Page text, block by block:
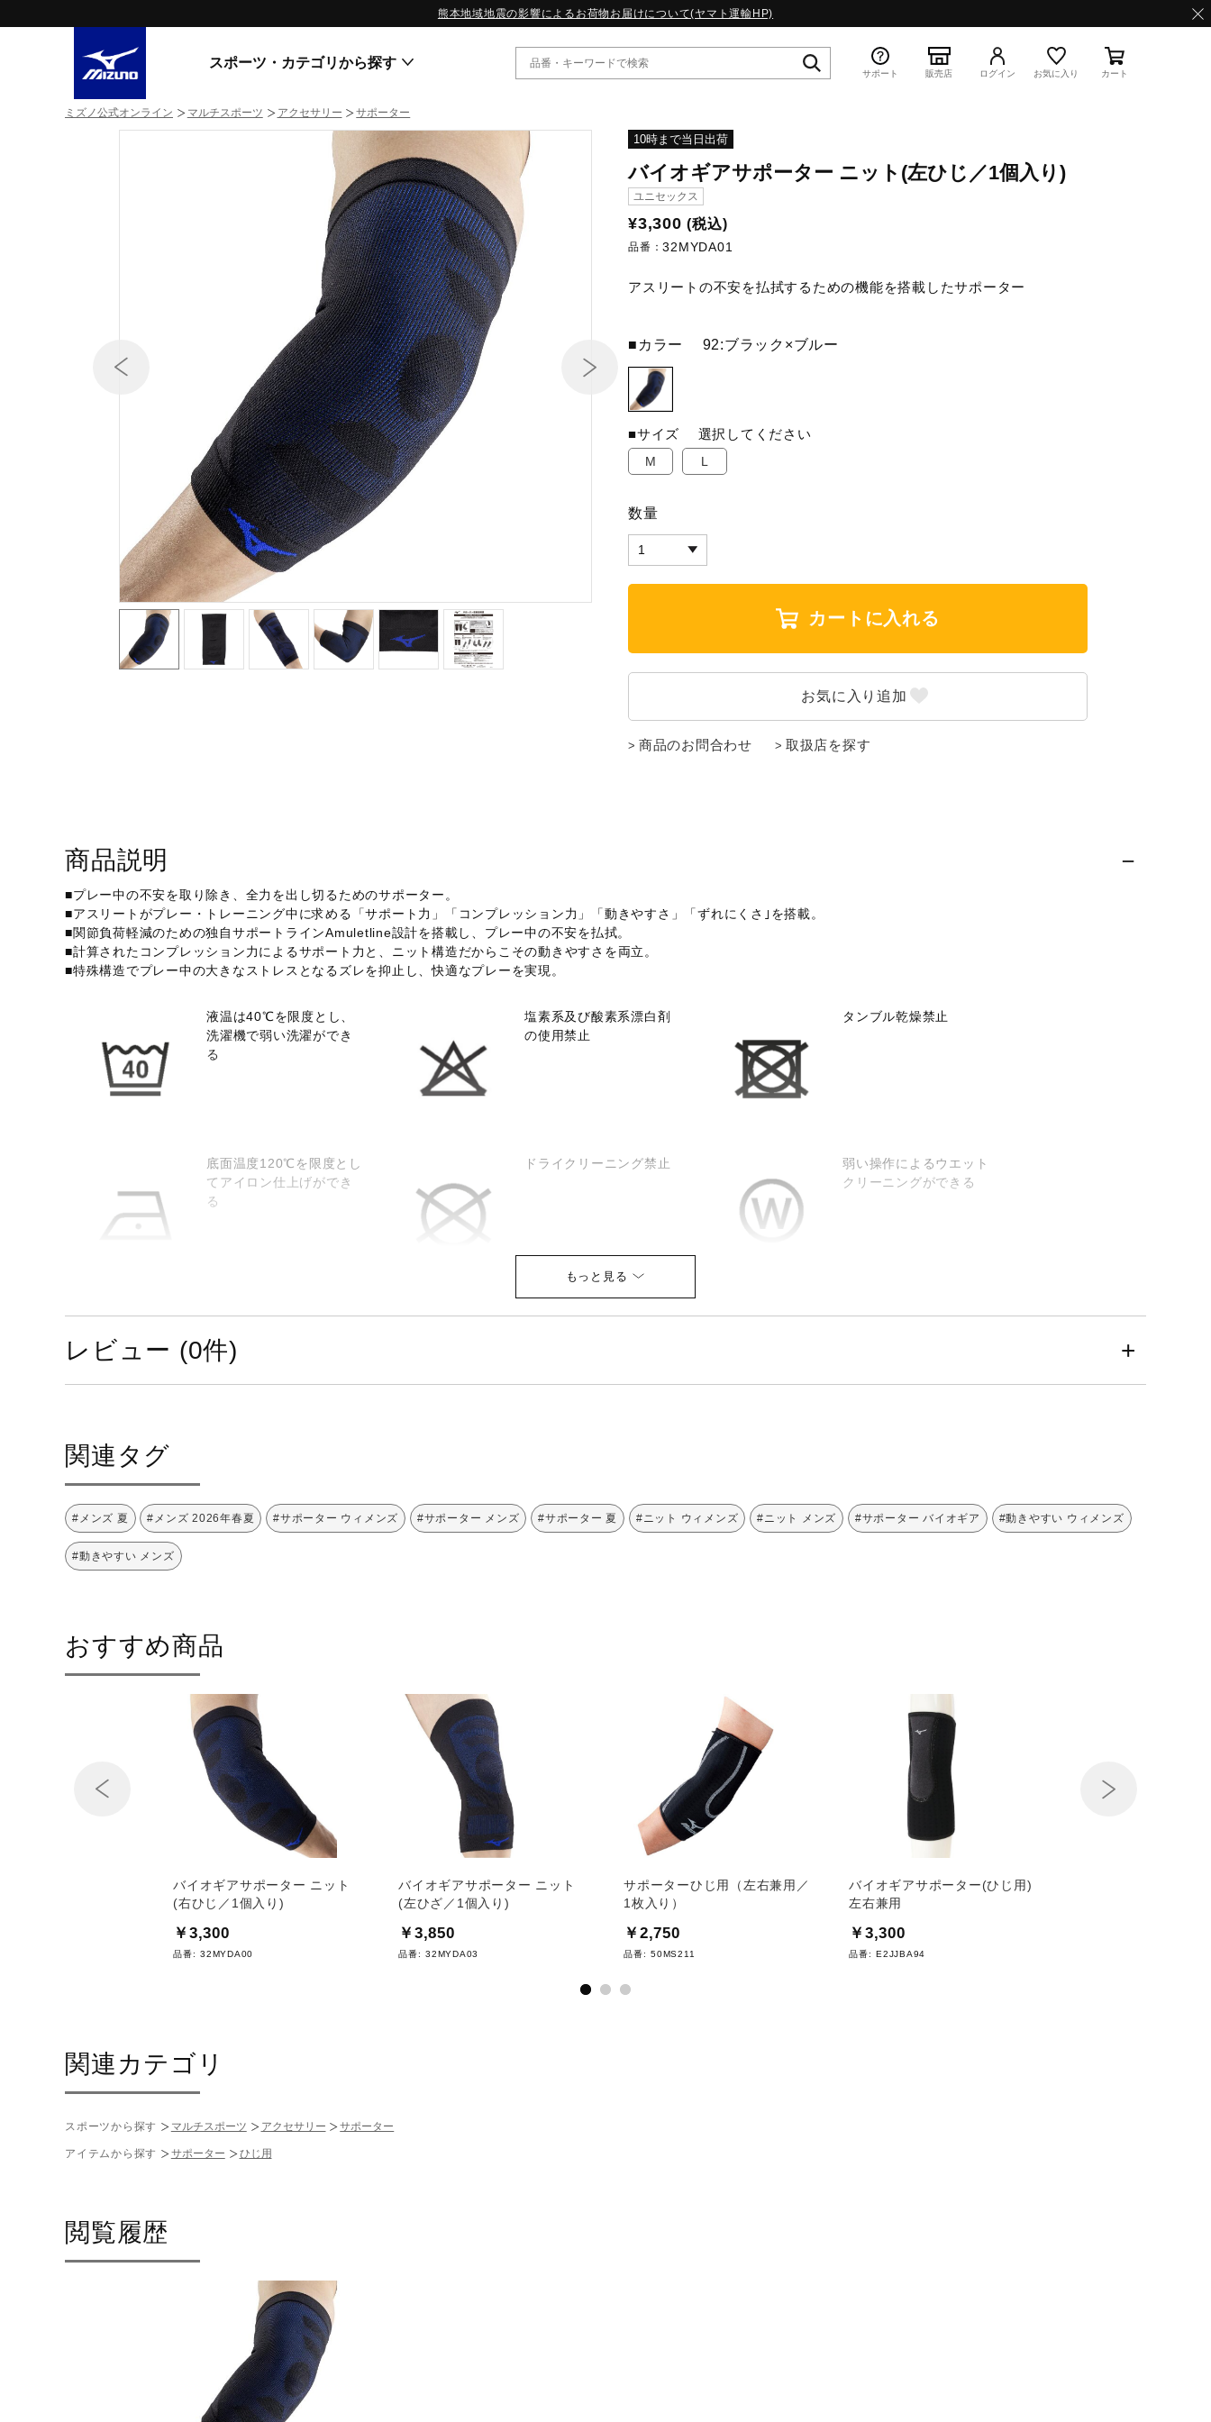
熊本地域地震の影響によるお荷物お届けについて(ヤマト運輸HP)
スポーツ・カテゴリから探す
スニーカー
ソフトボール
ウィンタースポーツ
ワーキング
サポーター
ジュニア／キッズ
メディカル
コラボ／ライセンス
その他
スニーカー
WAVE PROPHECY
コラボレーション
その他シリーズ
WP13.2｜特集
MORELIA LS｜特集
W.PROPHECY1｜特集
WP MAGIC MITA｜特集
WP STRAP｜特集
スペシャルカラーパック｜特集
WP STRAP 2｜特集
マーガレット・ハウエル｜特集
KICKS & ECHO｜特集
スニーカー商品をすべて見る
特集
サポート 販売店 ログイン お気に入り カート
ミズノ公式オンライン マルチスポーツ アクセサリー サポーター
10時まで当日出荷
バイオギアサポーター ニット(左ひじ／1個入り)
ユニセックス
¥3,300 (税込)
品番：32MYDA01
アスリートの不安を払拭するための機能を搭載したサポーター
■カラー 92:ブラック×ブルー
■サイズ 選択してください
M L
数量
カートに入れる
商品のお問合わせ 取扱店を探す
商品説明
■プレー中の不安を取り除き、全力を出し切るためのサポーター。
■アスリートがプレー・トレーニング中に求める「サポート力」「コンプレッション力」「動きやすさ」「ずれにくさ｣を搭載。
■関節負荷軽減のための独自サポートラインAmuletline設計を搭載し、プレー中の不安を払拭。
■計算されたコンプレッション力によるサポート力と、ニット構造だからこその動きやすさを両立。
■特殊構造でプレー中の大きなストレスとなるズレを抑止し、快適なプレーを実現。
液温は40℃を限度とし、
洗濯機で弱い洗濯ができ
る
塩素系及び酸素系漂白剤
の使用禁止
タンブル乾燥禁止
底面温度120℃を限度とし
てアイロン仕上げができ
る
ドライクリーニング禁止
弱い操作によるウエット
クリーニングができる
L／26cm～30cm
素材
原産国
発売シーズン 2026年春夏
レビュー (0件)
関連タグ
#メンズ 夏 #メンズ 2026年春夏 #サポーター ウィメンズ #サポーター メンズ #サポーター 夏 #ニット ウィメンズ #ニット メンズ #サポーター バイオギア #動きやすい ウィメンズ
#動きやすい メンズ
おすすめ商品
バイオギアサポーター ニット
(右ひじ／1個入り)
￥3,300
品番: 32MYDA00
バイオギアサポーター ニット
(左ひざ／1個入り)
￥3,850
品番: 32MYDA03
サポーターひじ用（左右兼用／
1枚入り）
￥2,750
品番: 50MS211
バイオギアサポーター(ひじ用)
左右兼用
￥3,300
品番: E2JJBA94
関連カテゴリ
スポーツから探す マルチスポーツ アクセサリー サポーター
アイテムから探す サポーター ひじ用
閲覧履歴